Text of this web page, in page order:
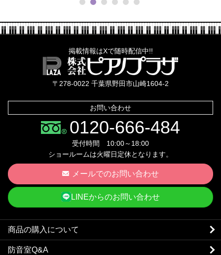
掲載情報はXで随時配信中!!
〒278-0022 千葉県野田市山崎1604-2
お問い合わせ
0120-666-484
受付時間 10:00～18:00
ショールームは火曜日定休となります。
メールでのお問い合わせ
LINEからのお問い合わせ
商品の購入について
防音室Q&A